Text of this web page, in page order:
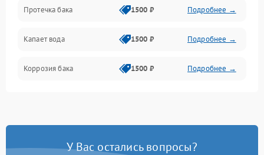
Механика
Протечка бака 1500 ₽ Подробнее →
Капает вода 1500 ₽ Подробнее →
Коррозия бака 1500 ₽ Подробнее →
У Вас остались вопросы?